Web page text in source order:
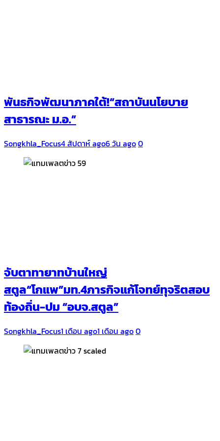
พันธกิจพัฒนาภาคใต้!“สถาบันนโยบาย
สาธารณะ ม.อ.”
Songkhla_Focus4 สัปดาห์ ago6 วัน ago0
จับตาทายาทบ้านใหญ่
สตูล“โกแพ”มท.4ภารกิจแก้โจทย์ทุจริตสอบ
ท้องถิ่น-ปม “อบจ.สตูล”
Songkhla_Focus1 เดือน ago1 เดือน ago0